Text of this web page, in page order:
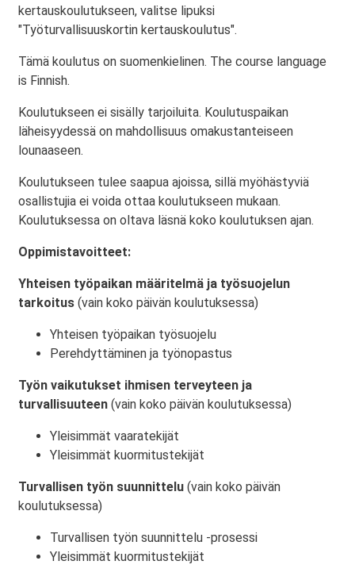
kertauskoulutukseen, valitse lipuksi
"Työturvallisuuskortin kertauskoulutus".
Tämä koulutus on suomenkielinen. The course language
is Finnish.
Koulutukseen ei sisälly tarjoiluita. Koulutuspaikan
läheisyydessä on mahdollisuus omakustanteiseen
lounaaseen.
Koulutukseen tulee saapua ajoissa, sillä myöhästyviä
osallistujia ei voida ottaa koulutukseen mukaan.
Koulutuksessa on oltava läsnä koko koulutuksen ajan.
Oppimistavoitteet:
Yhteisen työpaikan määritelmä ja työsuojelun
tarkoitus (vain koko päivän koulutuksessa)
Yhteisen työpaikan työsuojelu
Perehdyttäminen ja työnopastus
Työn vaikutukset ihmisen terveyteen ja
turvallisuuteen (vain koko päivän koulutuksessa)
Yleisimmät vaaratekijät
Yleisimmät kuormitustekijät
Turvallisen työn suunnittelu (vain koko päivän
koulutuksessa)
Turvallisen työn suunnittelu -prosessi
Yleisimmät kuormitustekijät